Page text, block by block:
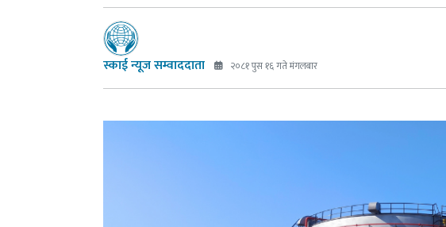
स्काई न्यूज सम्वाददाता २०८१ पुस १६ गते मंगलबार